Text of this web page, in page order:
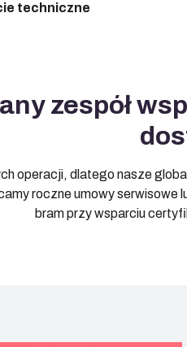
techniczne
zespół
operacji, dlatego nasze
roczne umowy
bram przy wsparciu